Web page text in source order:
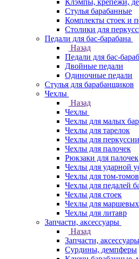
Клэмпы, крепежи,
Стулья барабанные
Комплекты стоек и
Столики для
Педали для бас-барабана
Назад
Педали для бас-
Двойные педали
Одиночные педали
Стулья для барабанщиков
Чехлы
Назад
Чехлы
Чехлы для малых
Чехлы для тарелок
Чехлы для перкуссии
Чехлы для палочек
Рюкзаки для палочек
Чехлы для ударной
Чехлы для том-томов
Чехлы для педалей
Чехлы для стоек
Чехлы для маршевых
Чехлы для литавр
Запчасти, аксессуары
Назад
Запчасти, аксессуары
Сурдины, демпферы